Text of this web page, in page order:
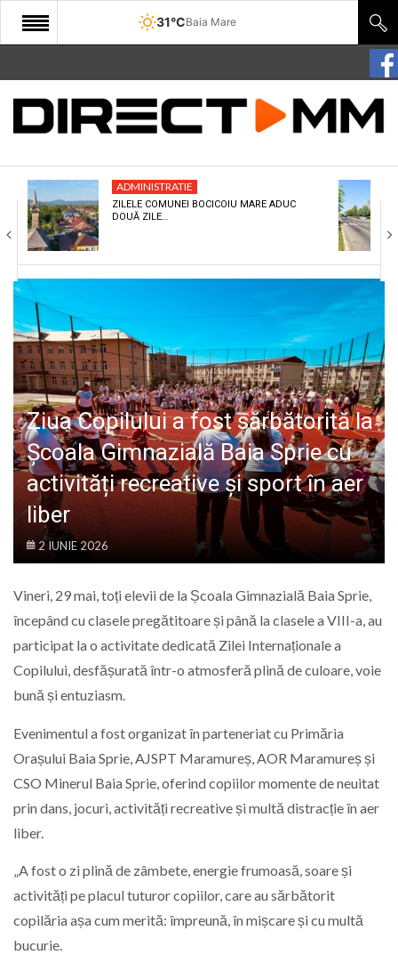
31°CBaia Mare
START
COMUNITATE
CULTURA
ECONOMIE
SANATATE
SPORT
SPECIAL
POLITIC
LIFE
ADMINISTRATIE
ZILELE COMUNEI BOCICOIU MARE ADUC
DOUĂ ZILE…
Ziua Copilului a fost sărbătorită la
Școala Gimnazială Baia Sprie cu
activități recreative și sport în aer
liber
2 IUNIE 2026
Vineri, 29 mai, toți elevii de la Școala Gimnazială Baia Sprie,
începând cu clasele pregătitoare și până la clasele a VIII-a, au
participat la o activitate dedicată Zilei Internaționale a
Copilului, desfășurată într-o atmosferă plină de culoare, voie
bună și entuziasm.
Evenimentul a fost organizat în parteneriat cu Primăria
Orașului Baia Sprie, AJSPT Maramureș, AOR Maramureș și
CSO Minerul Baia Sprie, oferind copiilor momente de neuitat
prin dans, jocuri, activități recreative și multă distracție în aer
liber.
„A fost o zi plină de zâmbete, energie frumoasă, soare și
activități pe placul tuturor copiilor, care au sărbătorit
copilăria așa cum merită: împreună, în mișcare și cu multă
bucurie.